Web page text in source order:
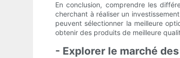
En conclusion, comprendre les
cherchant à réaliser un
peuvent sélectionner la meilleure
obtenir des produits de meilleure
- Explorer le marché